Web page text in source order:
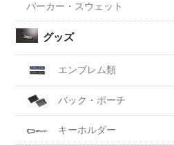
パーカー・スウェット
グッズ
エンブレム類
バック・ポーチ
キーホルダー